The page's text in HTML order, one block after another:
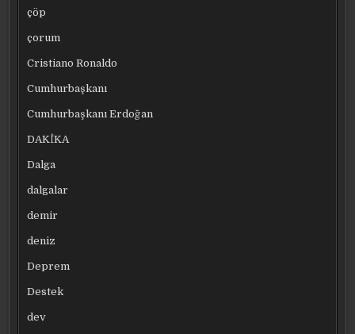
çöp
çorum
Cristiano Ronaldo
Cumhurbaşkanı
Cumhurbaşkanı Erdoğan
DAKİKA
Dalga
dalgalar
demir
deniz
Deprem
Destek
dev